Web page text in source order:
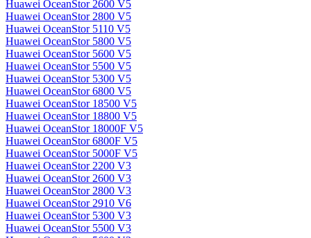
Huawei OceanStor 2600 V5
Huawei OceanStor 2800 V5
Huawei OceanStor 5110 V5
Huawei OceanStor 5800 V5
Huawei OceanStor 5600 V5
Huawei OceanStor 5500 V5
Huawei OceanStor 5300 V5
Huawei OceanStor 6800 V5
Huawei OceanStor 18500 V5
Huawei OceanStor 18800 V5
Huawei OceanStor 18000F V5
Huawei OceanStor 6800F V5
Huawei OceanStor 5000F V5
Huawei OceanStor 2200 V3
Huawei OceanStor 2600 V3
Huawei OceanStor 2800 V3
Huawei OceanStor 2910 V6
Huawei OceanStor 5300 V3
Huawei OceanStor 5500 V3